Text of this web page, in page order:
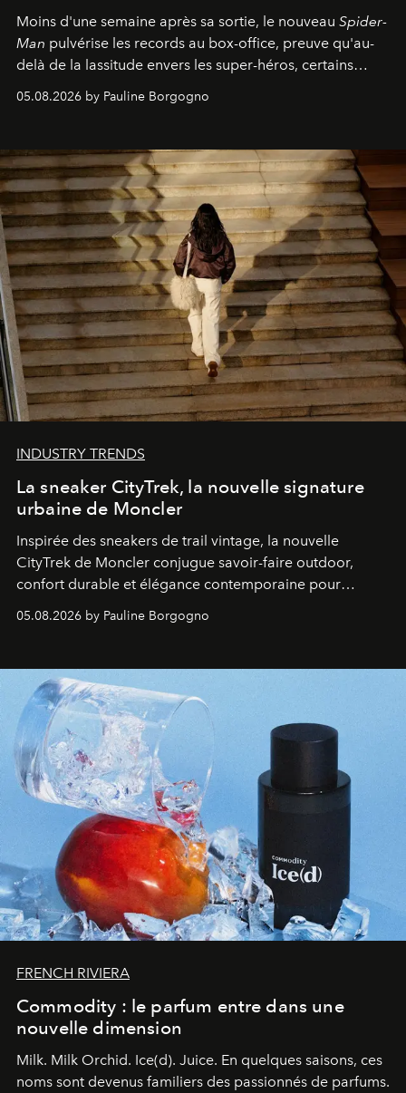
Moins d'une semaine après sa sortie, le nouveau Spider-
Man pulvérise les records au box-office, preuve qu'au-
delà de la lassitude envers les super-héros, certains
personnages continuent de susciter une ferveur intacte.
05.08.2026 by Pauline Borgogno
INDUSTRY TRENDS
La sneaker CityTrek, la nouvelle signature
urbaine de Moncler
Inspirée des sneakers de trail vintage, la nouvelle
CityTrek de Moncler conjugue savoir-faire outdoor,
confort durable et élégance contemporaine pour
accompagner les explorations du quotidien.
05.08.2026 by Pauline Borgogno
FRENCH RIVIERA
Commodity : le parfum entre dans une
nouvelle dimension
Milk. Milk Orchid. Ice(d). Juice. En quelques saisons, ces
noms sont devenus familiers des passionnés de parfums.